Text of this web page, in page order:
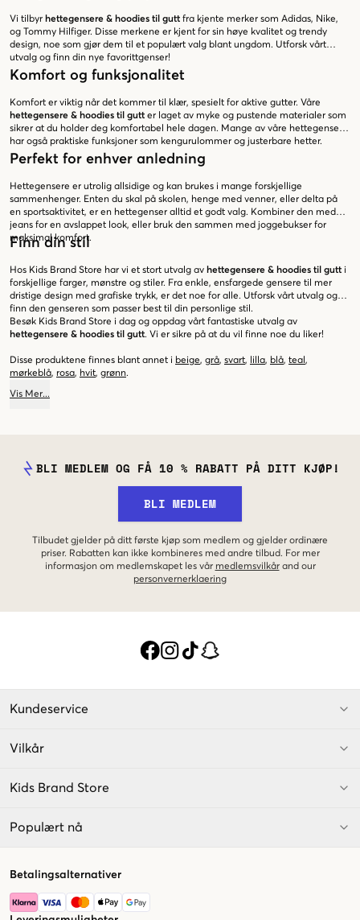
Vi tilbyr hettegensere & hoodies til gutt fra kjente merker som Adidas, Nike,
og Tommy Hilfiger. Disse merkene er kjent for sin høye kvalitet og trendy
design, noe som gjør dem til et populært valg blant ungdom. Utforsk vårt
utvalg og finn din nye favorittgenser!
Komfort og funksjonalitet
Komfort er viktig når det kommer til klær, spesielt for aktive gutter. Våre
hettegensere & hoodies til gutt er laget av myke og pustende materialer som
sikrer at du holder deg komfortabel hele dagen. Mange av våre hettegensere
har også praktiske funksjoner som kengurulommer og justerbare hetter.
Perfekt for enhver anledning
Hettegensere er utrolig allsidige og kan brukes i mange forskjellige
sammenhenger. Enten du skal på skolen, henge med venner, eller delta på
en sportsaktivitet, er en hettegenser alltid et godt valg. Kombiner den med
jeans for en avslappet look, eller bruk den sammen med joggebukser for
maksimal komfort.
Finn din stil
Hos Kids Brand Store har vi et stort utvalg av hettegensere & hoodies til gutt i
forskjellige farger, mønstre og stiler. Fra enkle, ensfargede gensere til mer
dristige design med grafiske trykk, er det noe for alle. Utforsk vårt utvalg og
finn den genseren som passer best til din personlige stil.
Besøk Kids Brand Store i dag og oppdag vårt fantastiske utvalg av
hettegensere & hoodies til gutt. Vi er sikre på at du vil finne noe du liker!
Disse produktene finnes blant annet i beige, grå, svart, lilla, blå, teal ,
mørkeblå, rosa, hvit, grønn.
Vis Mer...
BLI MEDLEM OG FÅ 10 % RABATT PÅ DITT KJØP!
BLI MEDLEM
Tilbudet gjelder på ditt første kjøp som medlem og gjelder ordinære
priser. Rabatten kan ikke kombineres med andre tilbud. For mer
informasjon om medlemskapet les vår medlemsvilkår and our
personvernerklaering
Kundeservice
Vilkår
Kids Brand Store
Populært nå
Betalingsalternativer